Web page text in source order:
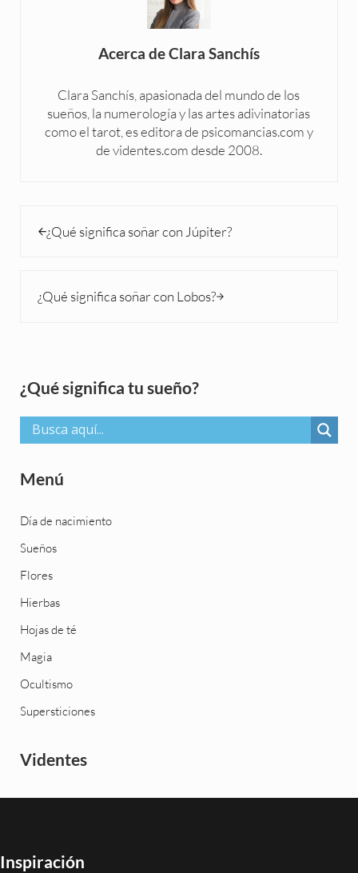
Acerca deClara Sanchís
Clara Sanchís, apasionada del mundo de los
sueños, la numerología y las artes adivinatorias
como el tarot, es editora de psicomancias.com y
de videntes.com desde 2008.
¿Qué significa soñar con Júpiter?
¿Qué significa soñar con Lobos?
Sidebar
¿Qué significa tu sueño?
Menú
Día de nacimiento
Sueños
Flores
Hierbas
Hojas de té
Magia
Ocultismo
Supersticiones
Videntes
Inspiración